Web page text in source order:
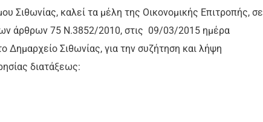
Σιθωνίας, καλεί τα μέλη της Οικονομικής Επιτροπής, σε
άρθρων 75 Ν.3852/2010, στις 09/03/2015 ημέρα
Σιθωνίας, για την συζήτηση και λήψη
διατάξεως: